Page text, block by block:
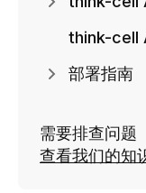
think-cell
部署指南
需要排查问题
查看我们的知